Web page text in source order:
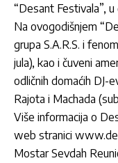
“Desant Festivala”,
Na ovogodišnjem
grupa S.A.R.S. i
jula), kao i čuveni
odličnih domaćih DJ-
Rajota i Machada
Više informacija o
web stranici
Mostar Sevdah